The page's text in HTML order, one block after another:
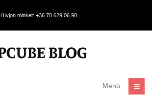
Hívjon minket: +36 70 629 06 90
Menü